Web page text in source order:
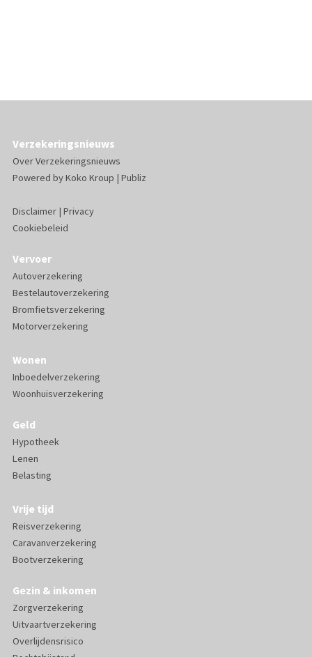
Verzekeringsnieuws
Over Verzekeringsnieuws
Powered byKoko Kroup | Publiz
Disclaimer| Privacy
Cookiebeleid
Vervoer
Autoverzekering
Bestelautoverzekering
Bromfietsverzekering
Motorverzekering
Wonen
Inboedelverzekering
Woonhuisverzekering
Geld
Hypotheek
Lenen
Belasting
Vrije tijd
Reisverzekering
Caravanverzekering
Bootverzekering
Gezin & inkomen
Zorgverzekering
Uitvaartverzekering
Overlijdensrisico